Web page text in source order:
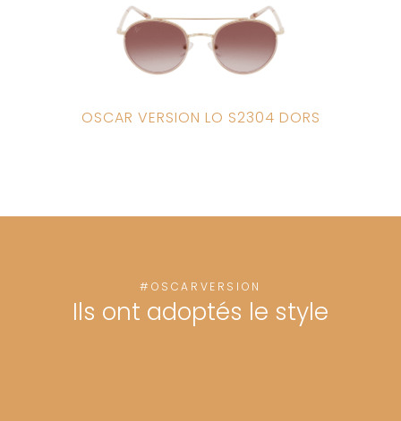
OSCAR VERSION LO S2304 DORS
#OSCARVERSION
Ils ont adoptés le style